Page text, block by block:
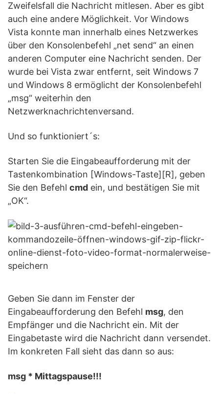
Zweifelsfall die Nachricht mitlesen. Aber es gibt
auch eine andere Möglichkeit. Vor Windows
Vista konnte man innerhalb eines Netzwerkes
über den Konsolenbefehl „net send“ an einen
anderen Computer eine Nachricht senden. Der
wurde bei Vista zwar entfernt, seit Windows 7
und Windows 8 ermöglicht der Konsolenbefehl
„msg“ weiterhin den
Netzwerknachrichtenversand.
Und so funktioniert´s:
Starten Sie die Eingabeaufforderung mit der
Tastenkombination [Windows-Taste][R], geben
Sie den Befehl cmd ein, und bestätigen Sie mit
„OK“.
Geben Sie dann im Fenster der
Eingabeaufforderung den Befehl msg, den
Empfänger und die Nachricht ein. Mit der
Eingabetaste wird die Nachricht dann versendet.
Im konkreten Fall sieht das dann so aus:
msg * Mittagspause!!!